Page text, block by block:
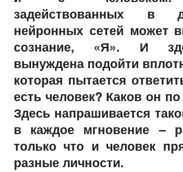
задействованных в
нейронных сетей может
сознание, «Я». И
вынуждена подойти
которая пытается
есть человек? Каков он
Здесь напрашивается
в каждое мгновение –
только что и человек
разные личности.